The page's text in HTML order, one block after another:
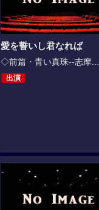
愛を誓いし君なれば
◇前篇・青い真珠--志摩...
出演